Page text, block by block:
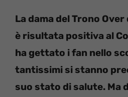
La dama del Trono
è risultata positiva al
ha gettato i fan nello
tantissimi si stanno
suo stato di salute. Ma